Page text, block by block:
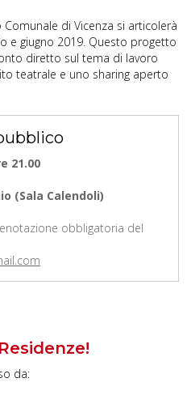
di Vicenza si articolerà
e giugno 2019. Questo progetto
diretto sul tema di lavoro
teatrale e uno sharing aperto
21.00
(Sala Calendoli)
obbligatoria del
da: